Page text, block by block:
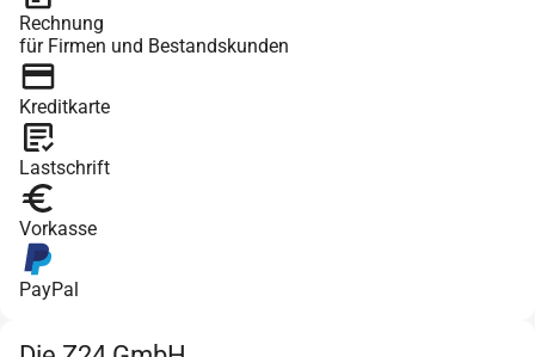
Rechnung
für Firmen und Bestandskunden
Kreditkarte
Lastschrift
Vorkasse
PayPal